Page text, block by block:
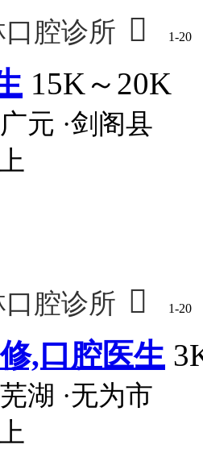
腔诊所  1-20
15K～20K
广元 ·剑阁县
腔诊所  1-20
,口腔医生
芜湖 ·无为市